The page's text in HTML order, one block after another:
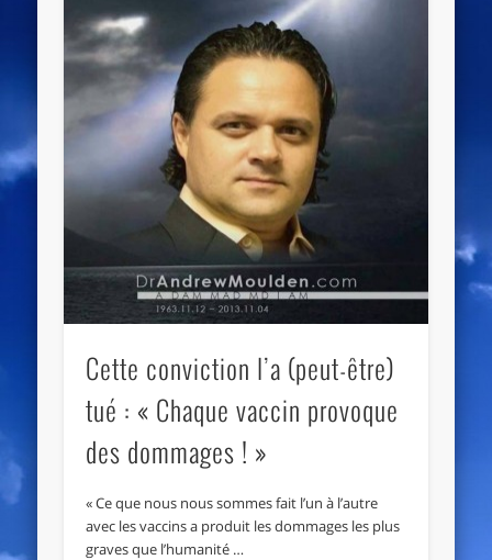
Cette conviction l’a (peut-être)
tué : « Chaque vaccin provoque
des dommages ! »
« Ce que nous nous sommes fait l’un à l’autre
avec les vaccins a produit les dommages les plus
graves que l’humanité …